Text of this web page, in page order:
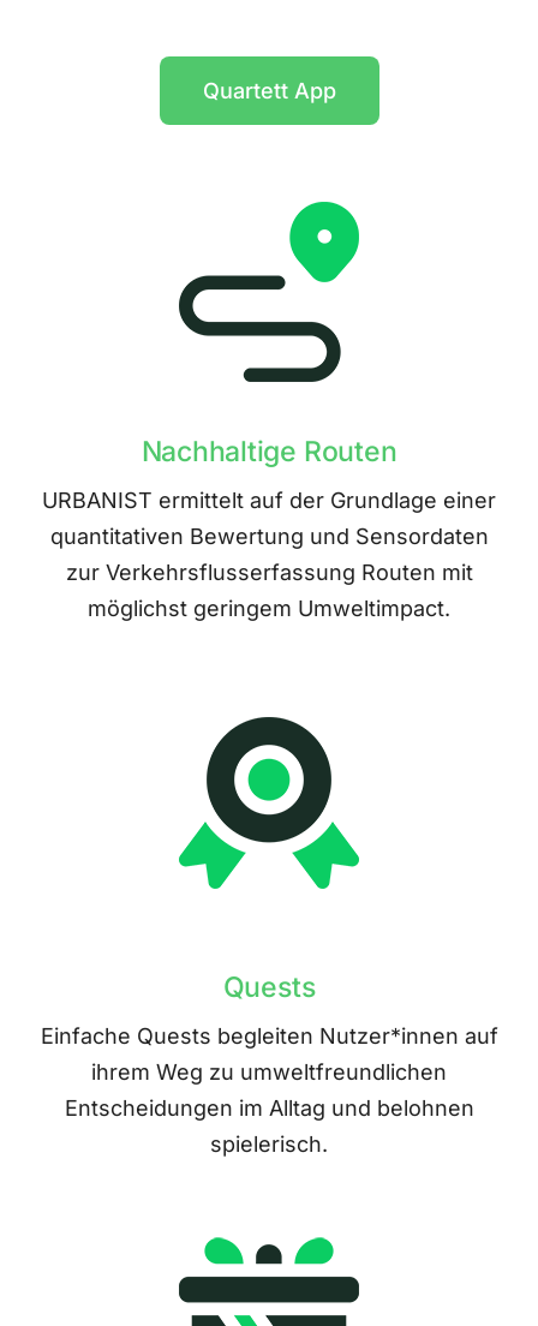
Quartett App
Nachhaltige Routen
URBANIST ermittelt auf der Grundlage einer
quantitativen Bewertung und Sensordaten
zur Verkehrsflusserfassung Routen mit
möglichst geringem Umweltimpact.
Quests
Einfache Quests begleiten Nutzer*innen auf
ihrem Weg zu umweltfreundlichen
Entscheidungen im Alltag und belohnen
spielerisch.